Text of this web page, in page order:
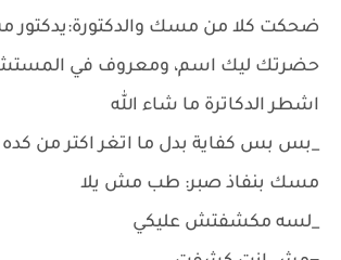
ضحكت كلا من مسك
حضرتك ليك اسم، ومعروف في
اشطر الدكاترة ما شاء الله
_بس بس كفاية بدل ما اتغر اكتر من كده
مسك بنفاذ صبر: طب مش يلا
_لسه مكشفتش عليكي